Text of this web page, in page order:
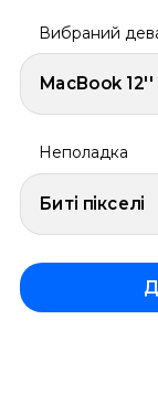
Вибраний
MacBook 12''
Неполадка
Биті пікселі